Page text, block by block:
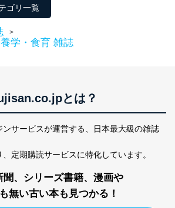
類
購入商品の配送のため
ｅメール等による商品、サービ
析して、趣味・嗜好に
応じた新商品・サービスに関する
せ
個
お問い合わせ対応、トラブル対
質向上のため
ーQ＆
の確認のため
サイトのサービス内容のご案内の
ゴリ一覧
>
学・食育 雑誌
とは？
サービスが運営する、
日本最大級の雑誌
定期購読サービスに特化しています。
聞、シリーズ書籍、漫画や
無い古い本も見つかる！